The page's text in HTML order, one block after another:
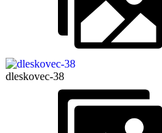
dleskovec-38